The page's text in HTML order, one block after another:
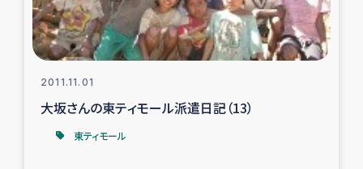
デニヤヤ小規模紅茶農家支援
コーヒー生産者支援
ベイルート大規模爆発被災者支援
2011.11.01
大坂さんの東ティモール派遣日記（13）
東ティモール